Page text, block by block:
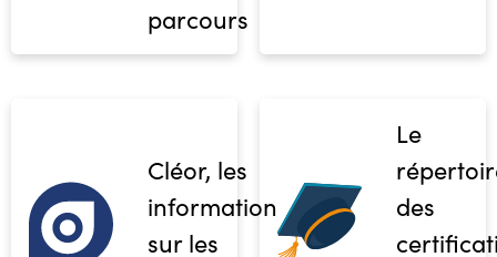
parcours
Cléor, les
informations
sur les
Le
des